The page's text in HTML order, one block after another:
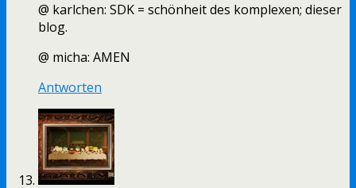
@ karlchen: SDK = schönheit des komplexen; dieser
blog.
@ micha: AMEN
Antworten